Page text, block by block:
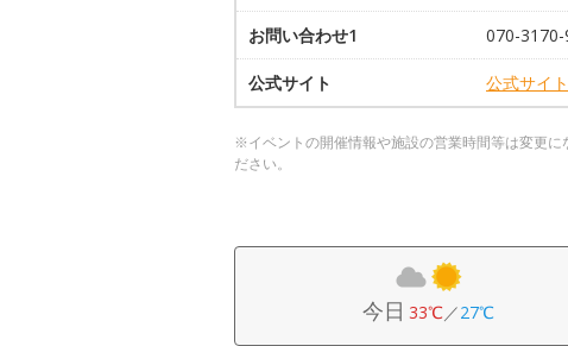
お問い合わせ1 070-
公式サイト 公式サイ
※イベントの開催情報や施設の営業時間等は変更
ださい。
今日 33℃／27℃